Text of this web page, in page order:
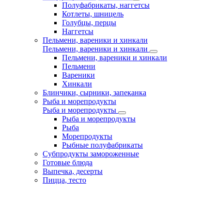
Полуфабрикаты, наггетсы
Котлеты, шницель
Голубцы, перцы
Наггетсы
Пельмени, вареники и хинкали
Пельмени, вареники и хинкали
Пельмени, вареники и хинкали
Пельмени
Вареники
Хинкали
Блинчики, сырники, запеканка
Рыба и морепродукты
Рыба и морепродукты
Рыба и морепродукты
Рыба
Морепродукты
Рыбные полуфабрикаты
Субпродукты замороженные
Готовые блюда
Выпечка, десерты
Пицца, тесто